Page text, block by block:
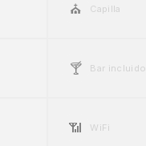
⛪ Capilla
🍸 Bar incluido
📶 WiFi